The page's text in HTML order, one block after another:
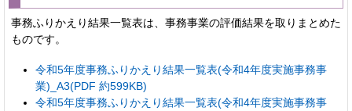
事務ふりかえり結果一覧表は、事務事業の評価結果を取りまとめた
ものです。
令和5年度事務ふりかえり結果一覧表(令和4年度実施事務事
業)_A3(PDF 約599KB)
令和5年度事務ふりかえり結果一覧表(令和4年度実施事務事